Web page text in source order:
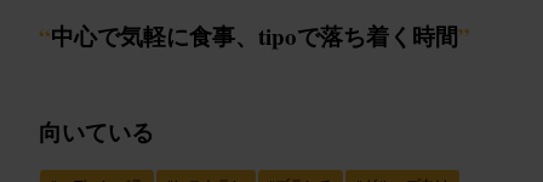
“中心で気軽に食事、tipoで落ち着く時間”
向いている